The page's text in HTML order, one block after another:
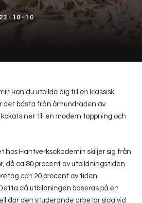
10-10
kan du utbilda dig till en klassisk
det bästa från århundraden av
ner till en modern tappning och
hos Hantverksakademin skiljer sig från
då ca 80 procent av utbildningstiden
och 20 procent av tiden
då utbildningen baseras på en
där den studerande arbetar sida vid